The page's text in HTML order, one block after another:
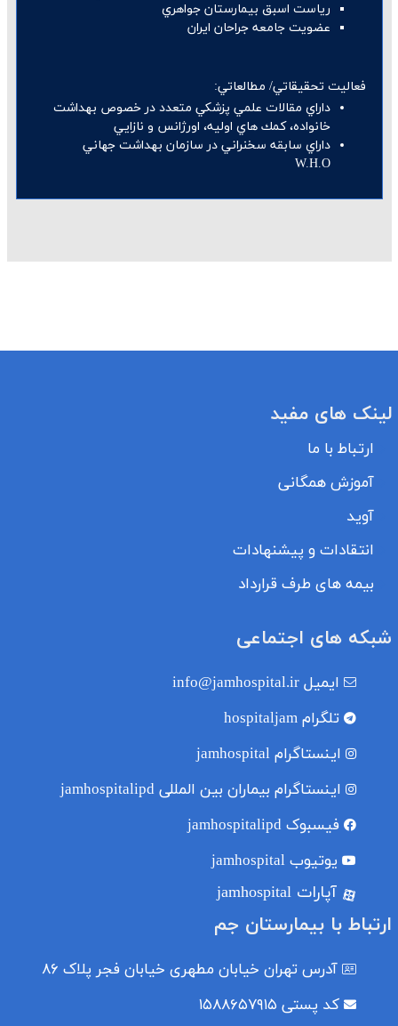
رياست اسبق بيمارستان جواهري
عضويت جامعه جراحان ايران
فعاليت تحقيقاتي/ مطالعاتي:
داراي مقالات علمي پزشكي متعدد در خصوص بهداشت
خانواده، كمك هاي اوليه، اورژانس و نازايي
داراي سابقه سخنراني در سازمان بهداشت جهاني
W.H.O
لینک های مفید
ارتباط با ما
آموزش همگانی
آوید
انتقادات و پیشنهادات
بیمه های طرف قرارداد
شبکه های اجتماعی
ایمیل info@jamhospital.ir
تلگرام hospitaljam
اینستاگرام jamhospital
اینستاگرام بیماران بین المللی jamhospitalipd
فیسبوک jamhospitalipd
یوتیوب jamhospital
آپارات jamhospital
ارتباط با بیمارستان جم
آدرس تهران خیابان مطهری خیابان فجر پلاک ۸۶
کد پستی